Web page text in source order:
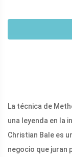
La técnica de
una leyenda en la
Christian Bale es
negocio que juran